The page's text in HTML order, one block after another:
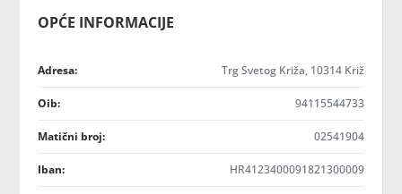
OPĆE INFORMACIJE
Adresa: Trg Svetog Križa, 10314 Križ
Oib: 94115544733
Matični broj: 02541904
Iban: HR4123400091821300009